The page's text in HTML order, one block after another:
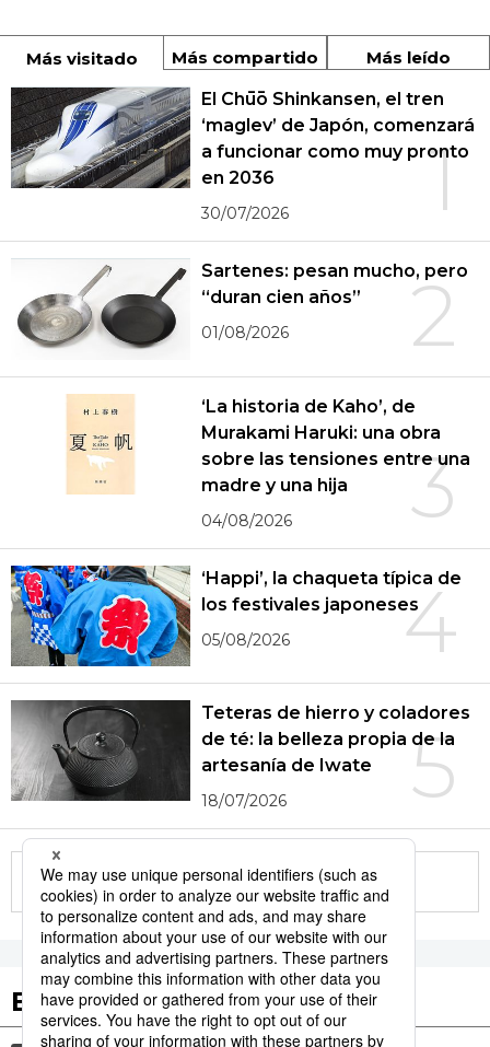
Más visitado Más compartido Más leído
1
El Chūō Shinkansen, el tren
‘maglev’ de Japón, comenzará
a funcionar como muy pronto
en 2036
30/07/2026
2
Sartenes: pesan mucho, pero
“duran cien años”
01/08/2026
3
‘La historia de Kaho’, de
Murakami Haruki: una obra
sobre las tensiones entre una
madre y una hija
04/08/2026
4
‘Happi’, la chaqueta típica de
los festivales japoneses
05/08/2026
5
Teteras de hierro y coladores
de té: la belleza propia de la
artesanía de Iwate
18/07/2026
More in this series
Etiquetas destacadas